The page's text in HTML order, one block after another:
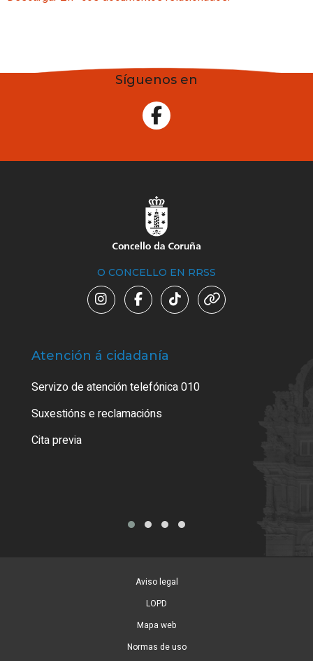
Síguenos en
O CONCELLO EN RRSS
Atención á cidadanía
Servizo de atención telefónica 010
Suxestións e reclamacións
Cita previa
Aviso legal
LOPD
Mapa web
Normas de uso